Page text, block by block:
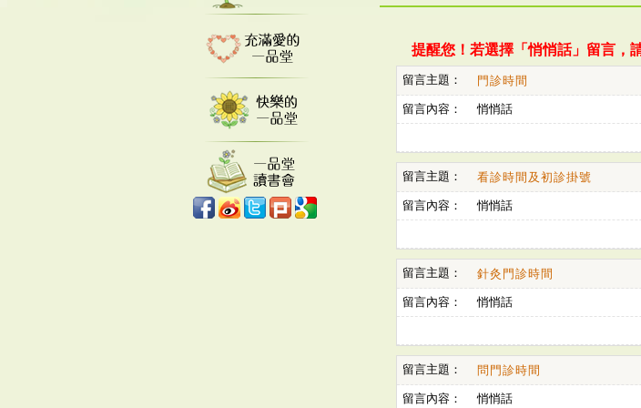
提醒您！若選擇「悄悄話」留言，
留言主題： 門診時間
留言內容： 悄悄話
留言主題： 看診時間及初診掛號
留言內容： 悄悄話
留言主題： 針灸門診時間
留言內容： 悄悄話
留言主題： 問門診時間
留言內容： 悄悄話